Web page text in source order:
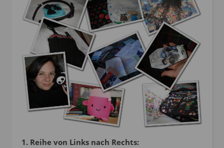
1. Reihe von Links nach Rechts: